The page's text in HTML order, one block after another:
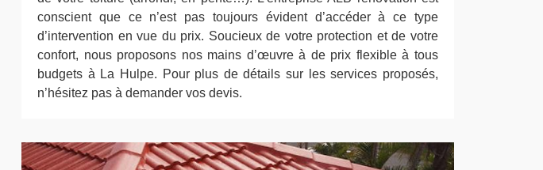
conscient que ce n’est pas toujours évident d’accéder à ce type
d’intervention en vue du prix. Soucieux de votre protection et de votre
confort, nous proposons nos mains d’œuvre à de prix flexible à tous
budgets à La Hulpe. Pour plus de détails sur les services proposés,
n’hésitez pas à demander vos devis.